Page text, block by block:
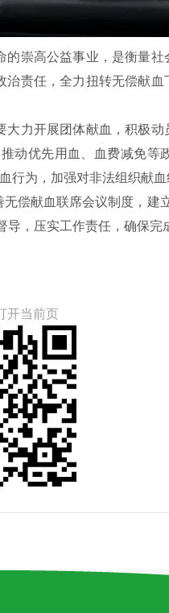
崇高公益事业，是衡量
责任，全力扭转无偿献
力开展团体献血，积极
动优先用血、血费减免等
行为，加强对非法组织献血
偿献血联席会议制度，建
导，压实工作责任，确保完
开当前页